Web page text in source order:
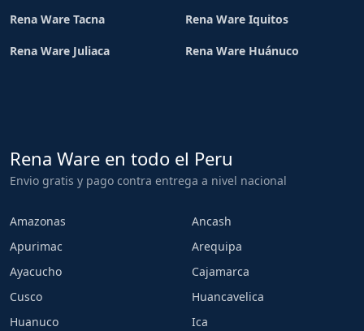
Rena Ware Tacna Rena Ware Iquitos
Rena Ware Juliaca Rena Ware Huánuco
Rena Ware en todo el Peru
Envio gratis y pago contra entrega a nivel nacional
Amazonas
Ancash
Apurimac
Arequipa
Ayacucho
Cajamarca
Cusco
Huancavelica
Huanuco
Ica